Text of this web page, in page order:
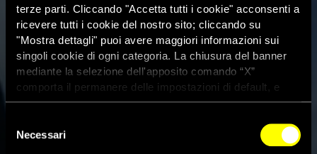
terze parti. Cliccando "Accetta tutti i cookie" acconsenti a
ricevere tutti i cookie del nostro sito; cliccando su
"Mostra dettagli" puoi avere maggiori informazioni sui
singoli cookie di ogni categoria. La chiusura del banner
mediante la selezione dell'apposito comando “X”
comporta il permanere delle impostazioni di default, e
dunque la continuazione della navigazione con i cookie
dei cookie attivi sul sito clicca
delNecessari